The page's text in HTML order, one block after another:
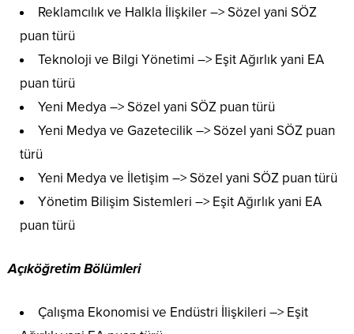
Reklamcılık ve Halkla İlişkiler –> Sözel yani SÖZ
puan türü
Teknoloji ve Bilgi Yönetimi –> Eşit Ağırlık yani EA
puan türü
Yeni Medya –> Sözel yani SÖZ puan türü
Yeni Medya ve Gazetecilik –> Sözel yani SÖZ puan
türü
Yeni Medya ve İletişim –> Sözel yani SÖZ puan türü
Yönetim Bilişim Sistemleri –> Eşit Ağırlık yani EA
puan türü
Açıköğretim Bölümleri
Çalışma Ekonomisi ve Endüstri İlişkileri –> Eşit